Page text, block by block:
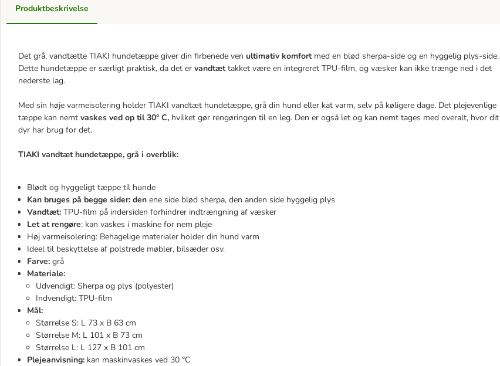
Produktbeskrivelse
Det grå, vandtætte TIAKI hundetæppe giver din firbenede ven ultimativ komfortmed en blød sherpa-side og en hyggelig plys-side.
Dette hundetæppe er særligt praktisk, da det er vandtættakket være en integreret TPU-film, og væsker kan ikke trænge ned i det
nederste lag.
Med sin høje varmeisolering holder TIAKI vandtæt hundetæppe, grå din hund eller kat varm, selv på køligere dage. Det plejevenlige
tæppe kan nemt vaskes ved op til 30° C, hvilket gør rengøringen til en leg. Den er også let og kan nemt tages med overalt, hvor dit
dyr har brug for det.
TIAKI vandtæt hundetæppe, grå i overblik:
Blødt og hyggeligt tæppe til hunde
Kan bruges på begge sider: den ene side blød sherpa, den anden side hyggelig plys
Vandtæt: TPU-film på indersiden forhindrer indtrængning af væsker
Let at rengøre: kan vaskes i maskine for nem pleje
Høj varmeisolering: Behagelige materialer holder din hund varm
Ideel til beskyttelse af polstrede møbler, bilsæder osv.
Farve: grå
Materiale:
Udvendigt: Sherpa og plys (polyester)
Indvendigt: TPU-film
Mål:
Størrelse S: L 73 x B 63 cm
Størrelse M: L 101 x B 73 cm
Størrelse L: L 127 x B 101 cm
Plejeanvisning: kan maskinvaskes ved 30 °C